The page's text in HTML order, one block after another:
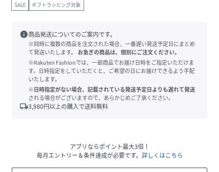
SALE ギフトラッピング対象
info商品発送についてのご案内です。
※同時に複数の商品を注文された場合、一番遅い発送予定日にまとめ
て発送いたします。
お急ぎの商品は、個別にご注文ください。
※Rakuten Fashionでは、一部商品でお届け日時をご指定いただけま
す。日時指定をしていただくと、ご希望の日にお届けできるよう手配
いたします。
※日時指定がない場合、記載されている発送予定日よりも遅れて発送
される場合がございますので、あらかじめご了承ください。
local_shipping3,980円以上の購入で送料無料
アプリならポイント最大3倍！
毎月エントリー＆条件達成が必要です。 詳しくはこちら